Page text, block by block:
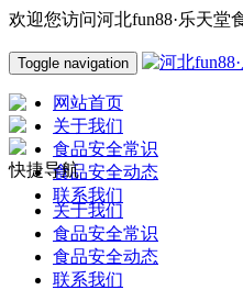
欢迎您访问河北fun88·乐天堂
Toggle navigation
网站首页
关于我们
食品安全常识
食品安全动态
联系我们
快捷导航
关于我们
食品安全常识
食品安全动态
联系我们